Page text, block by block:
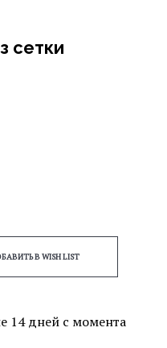
сетки
В WISH LIST
14 дней с момента